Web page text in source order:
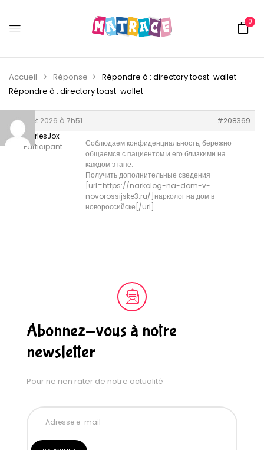
0
Accueil Réponse
Répondre à : directory toast-wallet
Répondre à : directory toast-wallet
4 juillet 2026 à 7h51
#208369
CharlesJox
Participant
Соблюдаем конфиденциальность, бережно
общаемся с пациентом и его близкими на
каждом этапе.
Получить дополнительные сведения –
[url=https://narkolog-na-dom-v-
novorossijske3.ru/]нарколог на дом в
новороссийске[/url]
Abonnez-vous à notre
newsletter
Pour ne rien rater de notre actualité